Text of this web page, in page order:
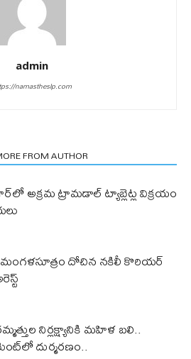
admin
namastheslp.com
FROM AUTHOR
అక్రమ ట్రామడాల్ ట్యాబ్లెట్ల విక్రయం
దోచిన నకిలీ కొరియర్
నిర్లక్ష్యానికి మ‌హిళ‌ బలి..
దుర్మరణం..